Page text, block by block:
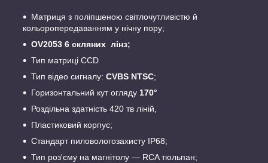
Матриця з поліпшеною світлочутливістю й
кольоропередаванням у нічну пору;
OV2053 6 скляних лінз;
Тип матриці CCD
Тип відео сигналу: CVBS NTSC;
Горизонтальний кут огляду 170°
Роздільна здатність 420 тв ліній,
Пластиковий корпус;
Стандарт пиловологозахисту IP68;
Тип роз'єму на магнітолу — RCA тюльпан;